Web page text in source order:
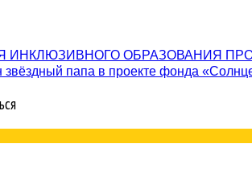
ИНКЛЮЗИВНОГО ОБРАЗОВАНИЯ
звёздный папа в проекте фонда